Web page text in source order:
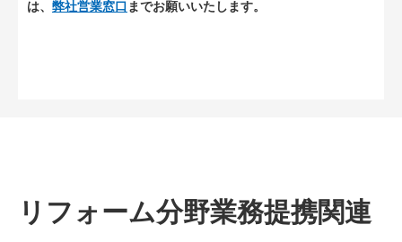
は、 弊社営業窓口 までお願いいたします。
リフォーム分野業務提携関連